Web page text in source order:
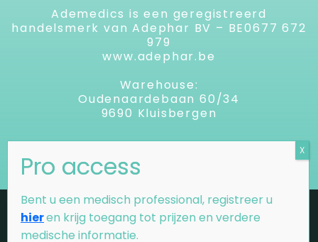
Ademedics is een geregistreerd
handelsmerk van Adephar BV – BE0677 672
979
www.adephar.be
Warehouse:
Oudenaardebaan 60/34
9690 Kluisbergen
Disclaimer
Privacybeleid
Cookieverklaring
Bent u een medisch professional, registreer u
hieren krijg toegang tot prijzen en verdere
medische informatie.
Door verder te surfen op onze website, ga
je akkoord met het gebruik van deze